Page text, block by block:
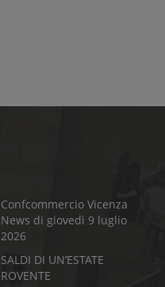
Confcommercio Vicenza
News di giovedì 9 luglio
2026
SALDI DI UN’ESTATE
ROVENTE